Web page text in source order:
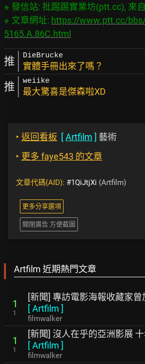
※ 發信站: 批踢踢實業坊(ptt.cc), 來
※ 文章網址: https://www.ptt.cc/
5165.A.86C.html
推 DieBrucke
實體手冊出來了嗎？
推 weiike
最大驚喜是傑森啦XD
‣ 返回看板 [Artfilm ] 藝術
‣ 更多 faye543 的文章
文章代碼(AID): #1QiJtjXi (Artfilm)
更多分享選項
關閉廣告 方便截圖
Artfilm 近期熱門文章
1
1
[新聞] 專訪電影海報收藏家曾
[Artfilm ]
filmwalker
1
1
[新聞] 沒人在乎的亞洲影展
[Artfilm ]
filmwalker